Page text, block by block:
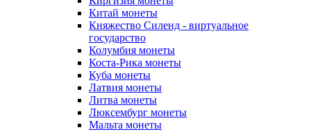
Китай монеты
Княжество Силенд - виртуальное
государство
Колумбия монеты
Коста-Рика монеты
Куба монеты
Латвия монеты
Литва монеты
Люксембург монеты
Мальта монеты